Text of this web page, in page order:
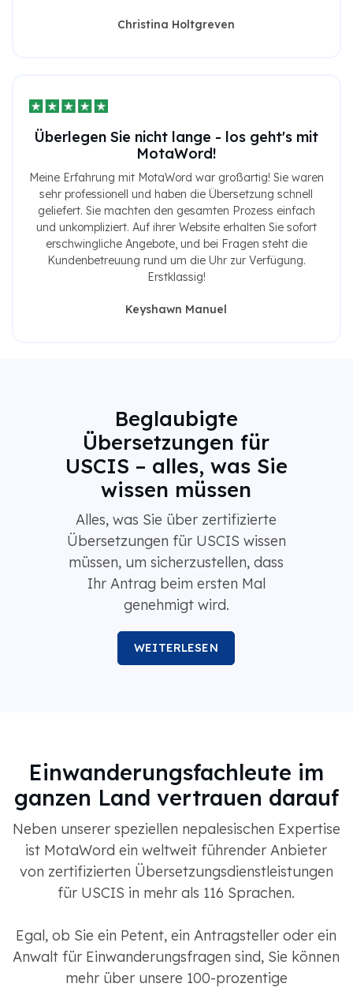
Christina Holtgreven
Überlegen Sie nicht lange - los geht's mit
MotaWord!
Meine Erfahrung mit MotaWord war großartig! Sie waren
sehr professionell und haben die Übersetzung schnell
geliefert. Sie machten den gesamten Prozess einfach
und unkompliziert. Auf ihrer Website erhalten Sie sofort
erschwingliche Angebote, und bei Fragen steht die
Kundenbetreuung rund um die Uhr zur Verfügung.
Erstklassig!
Keyshawn Manuel
Beglaubigte
Übersetzungen für
USCIS – alles, was Sie
wissen müssen
Alles, was Sie über zertifizierte
Übersetzungen für USCIS wissen
müssen, um sicherzustellen, dass
Ihr Antrag beim ersten Mal
genehmigt wird.
WEITERLESEN
Einwanderungsfachleute im
ganzen Land vertrauen darauf
Neben unserer speziellen nepalesischen Expertise
ist MotaWord ein weltweit führender Anbieter
von zertifizierten Übersetzungsdienstleistungen
für USCIS in mehr als 116 Sprachen.
Egal, ob Sie ein Petent, ein Antragsteller oder ein
Anwalt für Einwanderungsfragen sind, Sie können
mehr über unsere 100-prozentige